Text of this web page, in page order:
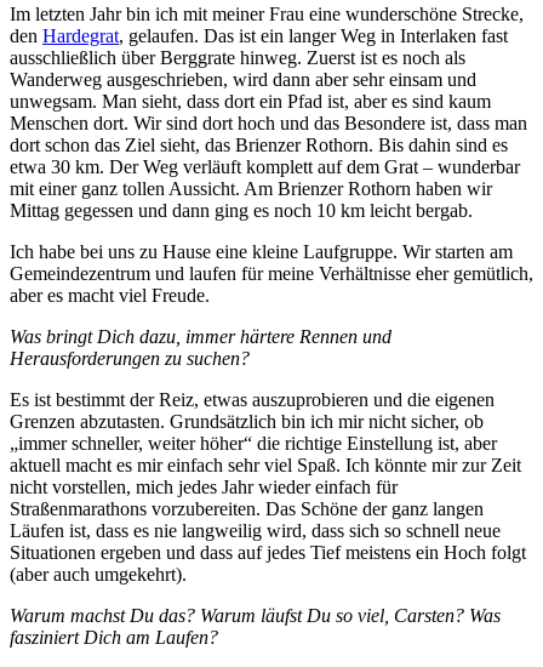
Im letzten Jahr bin ich mit meiner Frau eine wunderschöne Strecke,
den Hardegrat, gelaufen. Das ist ein langer Weg in Interlaken fast
ausschließlich über Berggrate hinweg. Zuerst ist es noch als
Wanderweg ausgeschrieben, wird dann aber sehr einsam und
unwegsam. Man sieht, dass dort ein Pfad ist, aber es sind kaum
Menschen dort. Wir sind dort hoch und das Besondere ist, dass man
dort schon das Ziel sieht, das Brienzer Rothorn. Bis dahin sind es
etwa 30 km. Der Weg verläuft komplett auf dem Grat – wunderbar
mit einer ganz tollen Aussicht. Am Brienzer Rothorn haben wir
Mittag gegessen und dann ging es noch 10 km leicht bergab.
Ich habe bei uns zu Hause eine kleine Laufgruppe. Wir starten am
Gemeindezentrum und laufen für meine Verhältnisse eher gemütlich,
aber es macht viel Freude.
Was bringt Dich dazu, immer härtere Rennen und
Herausforderungen zu suchen?
Es ist bestimmt der Reiz, etwas auszuprobieren und die eigenen
Grenzen abzutasten. Grundsätzlich bin ich mir nicht sicher, ob
„immer schneller, weiter höher“ die richtige Einstellung ist, aber
aktuell macht es mir einfach sehr viel Spaß. Ich könnte mir zur Zeit
nicht vorstellen, mich jedes Jahr wieder einfach für
Straßenmarathons vorzubereiten. Das Schöne der ganz langen
Läufen ist, dass es nie langweilig wird, dass sich so schnell neue
Situationen ergeben und dass auf jedes Tief meistens ein Hoch folgt
(aber auch umgekehrt).
Warum machst Du das? Warum läufst Du so viel, Carsten? Was
fasziniert Dich am Laufen?